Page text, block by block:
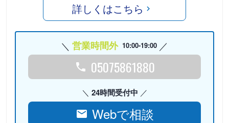
詳しくはこちら
営業時間外 10:00-19:00
05075861880
24時間受付中
Webで相談